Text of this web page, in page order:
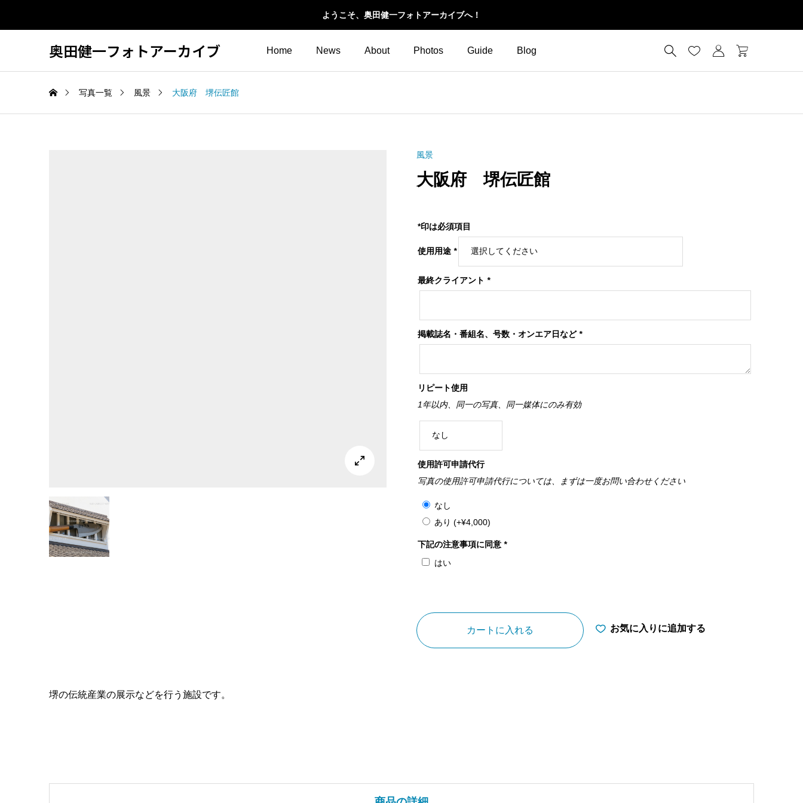
ようこそ、奥田健一フォトアーカイブへ！
奥田健一フォトアーカイブ Home News About Photos Guide Blog    
写真一覧 風景 大阪府 堺伝匠館

風景
大阪府 堺伝匠館
*印は必須項目
使用用途 *
最終クライアント *
掲載誌名・番組名、号数・オンエア日など*
リピート使用
1年以内、同一の写真、同一媒体にのみ有効
使用許可申請代行
写真の使用許可申請代行については、まずは一度お問い合わせください
なし
あり (+¥4,000)
下記の注意事項に同意 *
はい
府
堺
カートに入れる お気に入りに追加する
堺の伝統産業の展示などを行う施設です。